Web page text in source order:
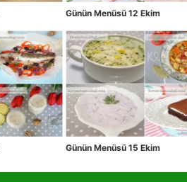
Günün Menüsü 12 Ekim
Günün Menüsü 15 Ekim